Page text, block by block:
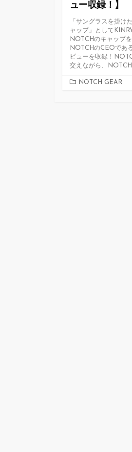
ュー収録！】
「サングラスを掛け
ャップ」として
NOTCHのキャップ
NOTCHのCEOであ
ビューを収録！
交えながら、
カ
NOTCH GEAR